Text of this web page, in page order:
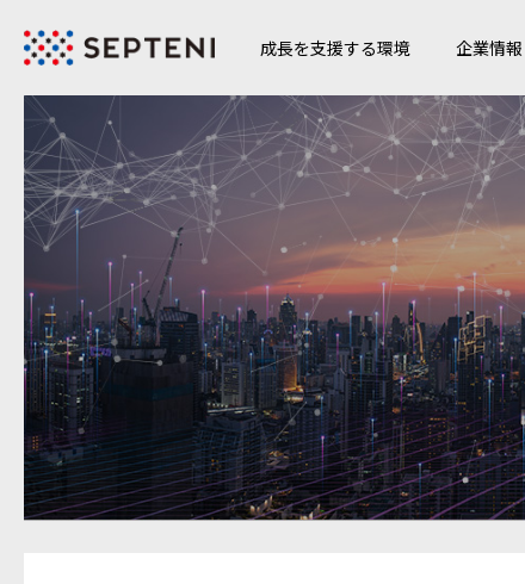
成長を支援する環境 企業情報